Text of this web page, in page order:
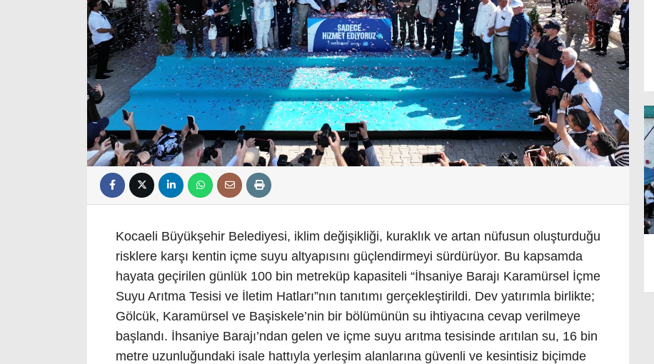
Kocaeli Büyükşehir Belediyesi, iklim değişikliği, kuraklık ve artan nüfusun oluşturduğu
risklere karşı kentin içme suyu altyapısını güçlendirmeyi sürdürüyor. Bu kapsamda
hayata geçirilen günlük 100 bin metreküp kapasiteli “İhsaniye Barajı Karamürsel İçme
Suyu Arıtma Tesisi ve İletim Hatları”nın tanıtımı gerçekleştirildi. Dev yatırımla birlikte;
Gölcük, Karamürsel ve Başiskele’nin bir bölümünün su ihtiyacına cevap verilmeye
başlandı. İhsaniye Barajı’ndan gelen ve içme suyu arıtma tesisinde arıtılan su, 16 bin
metre uzunluğundaki isale hattıyla yerleşim alanlarına güvenli ve kesintisiz biçimde